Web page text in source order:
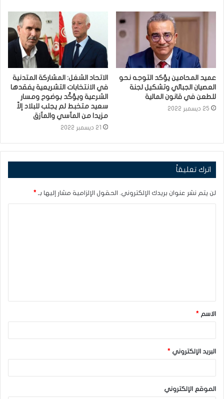
عميد المحامين يؤكد التوجه نحو
العصيان الجبائي وتشكيل لجنة
للطعن في قانون المالية
25 ديسمبر 2022
الاتحاد الشغل: المشاركة المتدنية
في الانتخابات التشريعية يفقدها
الشرعية ويؤكّد بوضوح ومسار
سعيد متخبط لم يجلب للبلاد إلاّ
مزيدا من المآسي والمآزق
21 ديسمبر 2022
اترك تعليقاً
لن يتم نشر عنوان بريدك الإلكتروني. الحقول الإلزامية مشار إليها بـ *
ق
*الاسم *
البريد الإلكتروني *
الموقع الإلكتروني